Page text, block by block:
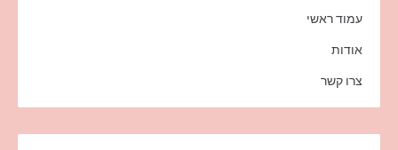
עמוד ראשי
אודות
צרו קשר